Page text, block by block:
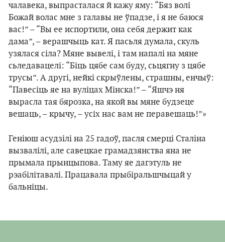
чалавека, выпрасталася й кажу яму: “Бяз волі
Божай волас мне з галавы не ўпадзе, і я не баюся
вас!” – “Вы ее испортили, она себя держит как
дама”, – верашчыць кат. Я пасьля думала, скуль
узялася сіла? Мяне вывелі, і там напалі на мяне
сьледавацелі: “Біць цябе сам буду, сьцягну з цябе
трусы”. А другі, нейкі скрыўлены, страшны, енчыў:
“Павесіць яе на вуліцах Мінска!” – “Яшчэ ня
вырасла тая бярозка, на якой вы мяне будзеце
вешаць, – крычу, – усіх нас вам не перавешаць!”»
Геніюш асудзілі на 25 гадоў, пасля смерці Сталіна
вызвалілі, але савецкае грамадзянства яна не
прымала прынцыпова. Таму яе дагэтуль не
рэабілітавалі. Працавала прыбіральшчыцай у
бальніцы.